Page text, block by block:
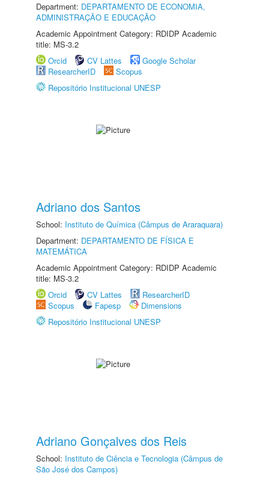
Department: DEPARTAMENTO DE ECONOMIA,
ADMINISTRAÇÃO E EDUCAÇÃO
Academic Appointment Category: RDIDP Academic
title: MS-3.2
Orcid
CV Lattes
Google Scholar
ResearcherID
Scopus
Repositório Institucional UNESP
Adriano dos Santos
School: Instituto de Química (Câmpus de Araraquara)
Department: DEPARTAMENTO DE FÍSICA E
MATEMÁTICA
Academic Appointment Category: RDIDP Academic
title: MS-3.2
Orcid
CV Lattes
ResearcherID
Scopus
Fapesp
Dimensions
Repositório Institucional UNESP
Adriano Gonçalves dos Reis
School: Instituto de Ciência e Tecnologia (Câmpus de
São José dos Campos)